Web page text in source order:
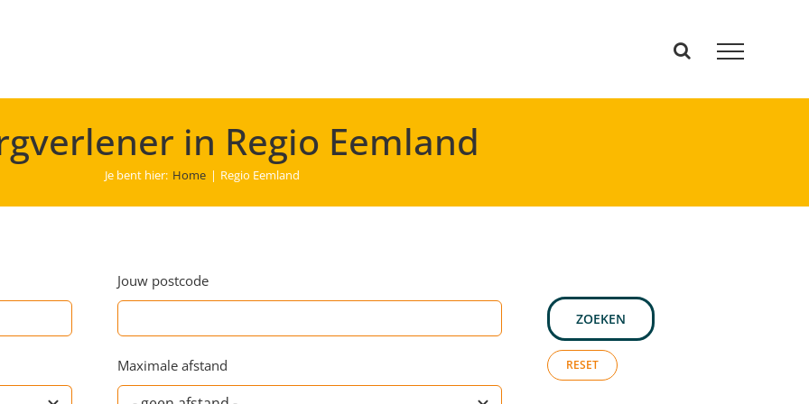
in Regio Eemland
Je bent hier: Home Regio Eemland
Jouw postcode
Maximale afstand
ZOEKEN
RESET